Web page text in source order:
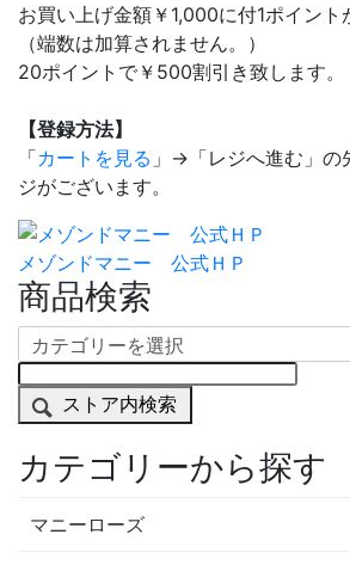
お買い上げ金額￥1,000に付1ポイント
（端数は加算されません。）
20ポイントで￥500割引き致します。
【登録方法】
「カートを見る 」→「レジへ進む」の
ジがございます。
メゾンドマニー 公式ＨＰ
商品検索
ストア内検索
カテゴリーから探す
マニーローズ